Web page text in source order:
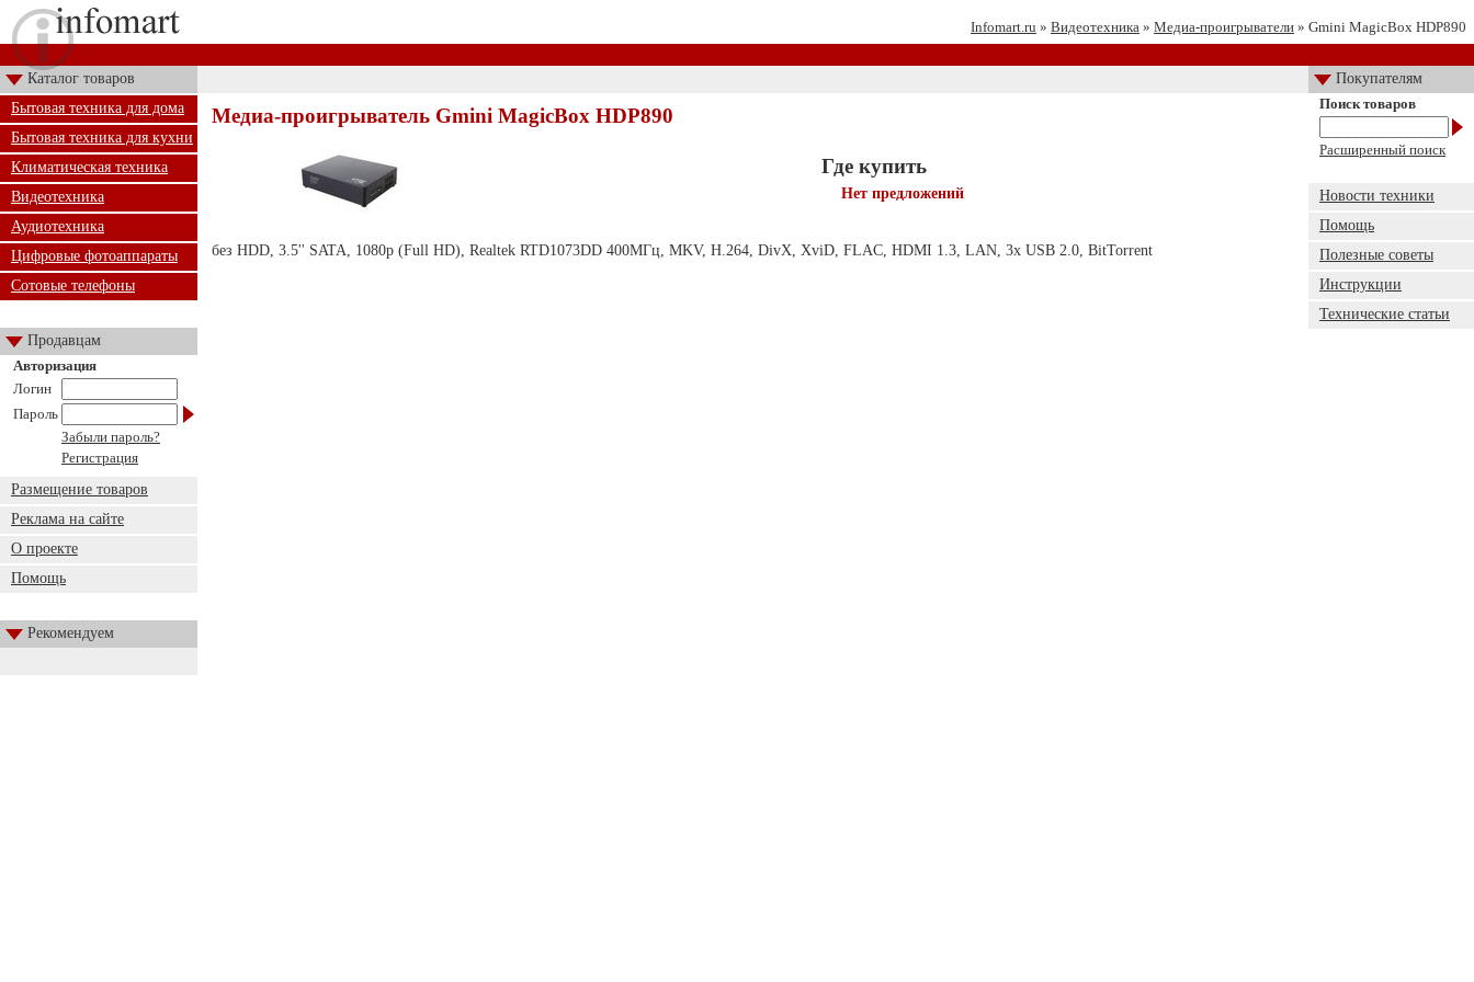
Infomart.ru » Видеотехника » Медиа-проигрыватели » Gmini MagicBox HDP890
Каталог товаров
Покупателям
Бытовая техника для дома
Бытовая техника для кухни
Климатическая техника
Видеотехника
Аудиотехника
Цифровые фотоаппараты
Сотовые телефоны
Продавцам
Авторизация
Логин
Пароль
Забыли пароль?
Регистрация
Размещение товаров
Реклама на сайте
О проекте
Помощь
Рекомендуем
Медиа-проигрыватель Gmini MagicBox HDP890
Где купить
Нет предложений
без HDD, 3.5'' SATA, 1080p (Full HD), Realtek RTD1073DD 400МГц, MKV, H.264, DivX, XviD, FLAC, HDMI 1.3, LAN, 3х USB 2.0, BitTorrent
Поиск товаров
Расширенный поиск
Новости техники
Помощь
Полезные советы
Инструкции
Технические статьи